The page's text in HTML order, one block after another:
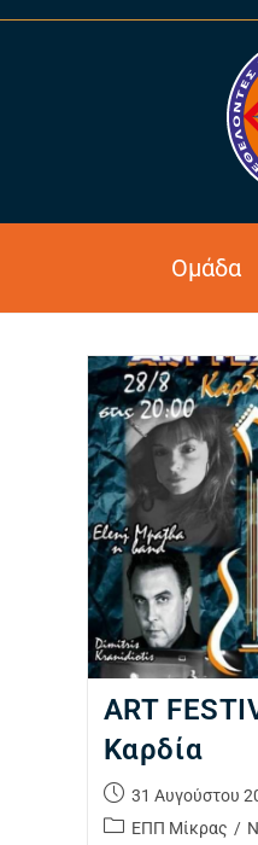
Ομάδα
Τήρηση
ART
Καρδία
31 Αυγούστου
ΕΠΠ Μίκρας /